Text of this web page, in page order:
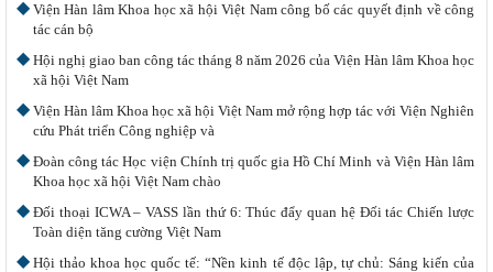
Viện Hàn lâm Khoa học xã hội Việt Nam công bố các quyết định về công
tác cán bộ
Hội nghị giao ban công tác tháng 8 năm 2026 của Viện Hàn lâm Khoa học
xã hội Việt Nam
Viện Hàn lâm Khoa học xã hội Việt Nam mở rộng hợp tác với Viện Nghiên
cứu Phát triển Công nghiệp và
Đoàn công tác Học viện Chính trị quốc gia Hồ Chí Minh và Viện Hàn lâm
Khoa học xã hội Việt Nam chào
Đối thoại ICWA – VASS lần thứ 6: Thúc đẩy quan hệ Đối tác Chiến lược
Toàn diện tăng cường Việt Nam
Hội thảo khoa học quốc tế: “Nền kinh tế độc lập, tự chủ: Sáng kiến của